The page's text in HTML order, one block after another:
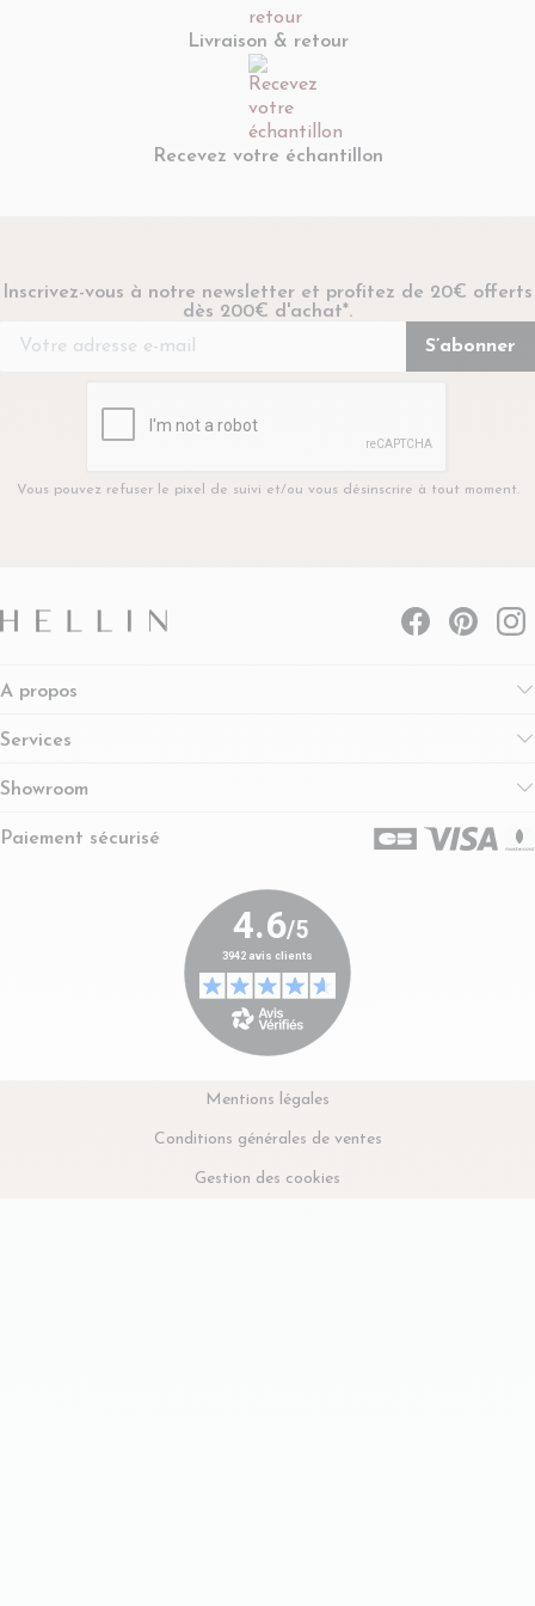
Livraison & retour
Recevez votre échantillon
Inscrivez-vous à notre newsletter et profitez de 20€ offerts
dès 200€ d'achat*.
Vous pouvez refuser le pixel de suivi et/ou vous désinscrire à tout moment.
A propos
Services
Showroom
Paiement sécurisé
Mentions légales
Conditions générales de ventes
Gestion des cookies